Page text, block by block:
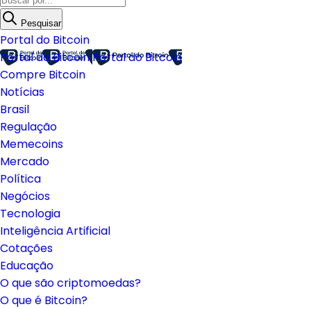
Pesquisar
Portal do Bitcoin
Portal do BitcoinPortal do Bitcoin
Compre Bitcoin
Notícias
Brasil
Regulação
Memecoins
Mercado
Política
Negócios
Tecnologia
Inteligência Artificial
Cotações
Educação
O que são criptomoedas?
O que é Bitcoin?